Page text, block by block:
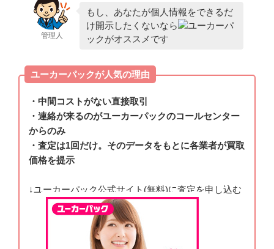
管理人
もし、あなたが個人情報をできるだ
け開示したくないなら
ユーカーパ
ックがオススメです
ユーカーパックが人気の理由
・中間コストがない直接取引
・連絡が来るのがユーカーパックのコールセンター
からのみ
・査定は1回だけ。そのデータをもとに各業者が買取
価格を提示
↓ユーカーパック公式サイト(無料)に査定を申し込む